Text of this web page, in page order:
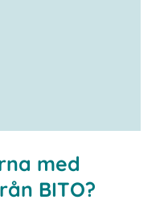
med
BITO?